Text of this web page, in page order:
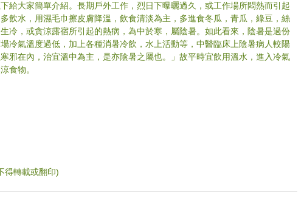
給大家簡單介紹。長期戶外工作，烈日下曝曬過久，或工作場所悶熱而引起
飲水，用濕毛巾擦皮膚降溫，飲食清淡為主，多進食冬瓜，青瓜，綠豆，絲
冷，或貪涼露宿所引起的熱病，為中於寒，屬陰暑。如此看來，陰暑是過份
冷氣溫度過低，加上各種消暑冷飲，水上活動等，中醫臨床上陰暑病人較陽
邪在內，治宜溫中為主，是亦陰暑之屬也。」故平時宜飲用溫水，進入冷氣
食物。
得轉載或翻印)